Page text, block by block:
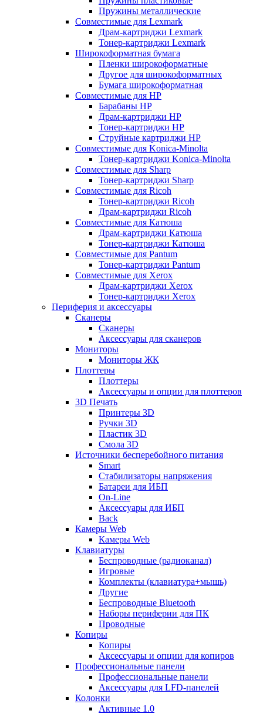
Пружины металлические
Совместимые для Lexmark
Драм-картриджи Lexmark
Тонер-картриджи Lexmark
Широкоформатная бумага
Пленки широкоформатные
Другое для широкоформатных
Бумага широкоформатная
Совместимые для HP
Барабаны HP
Драм-картриджи HP
Тонер-картриджи HP
Струйные картриджи HP
Совместимые для Konica-Minolta
Тонер-картриджи Konica-Minolta
Совместимые для Sharp
Тонер-картриджи Sharp
Совместимые для Ricoh
Тонер-картриджи Ricoh
Драм-картриджи Ricoh
Совместимые для Катюша
Драм-картриджи Катюша
Тонер-картриджи Катюша
Совместимые для Pantum
Тонер-картриджи Pantum
Совместимые для Xerox
Драм-картриджи Xerox
Тонер-картриджи Xerox
Периферия и аксессуары
Сканеры
Сканеры
Аксессуары для сканеров
Мониторы
Мониторы ЖК
Плоттеры
Плоттеры
Аксессуары и опции для плоттеров
3D Печать
Принтеры 3D
Ручки 3D
Пластик 3D
Смола 3D
Источники бесперебойного питания
Smart
Стабилизаторы напряжения
Батареи для ИБП
On-Line
Аксессуары для ИБП
Back
Камеры Web
Камеры Web
Клавиатуры
Беспроводные (радиоканал)
Игровые
Комплекты (клавиатура+мышь)
Другие
Беспроводные Bluetooth
Наборы периферии для ПК
Проводные
Копиры
Копиры
Аксессуары и опции для копиров
Профессиональные панели
Профессиональные панели
Аксессуары для LFD-панелей
Колонки
Активные 1.0